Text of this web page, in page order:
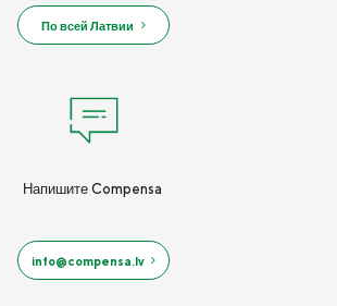
По всей Латвии
Напишите Compensa
info@compensa.lv